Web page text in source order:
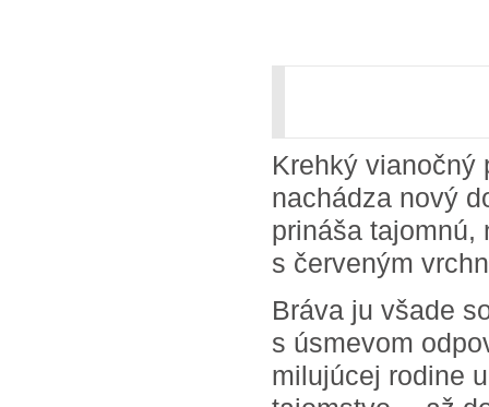
Krehký vianočný
nachádza nový
prináša tajomnú,
s červeným
Bráva ju všade
s úsmevom
milujúcej rodine